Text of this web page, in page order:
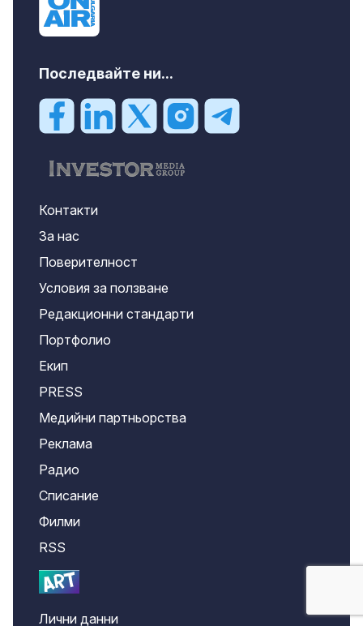
Последвайте ни...
Контакти
За нас
Поверителност
Условия за ползване
Редакционни стандарти
Портфолио
Екип
PRESS
Медийни партньорства
Реклама
Радио
Списание
Филми
RSS
Лични данни